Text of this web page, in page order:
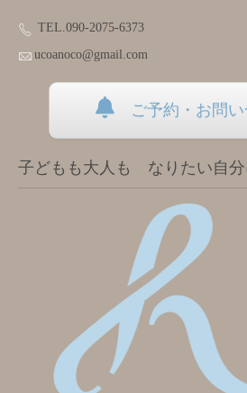
TEL.090-2075-6373
ucoanoco@gmail.com
ご予約・お問
子どもも大人も なりたい自分